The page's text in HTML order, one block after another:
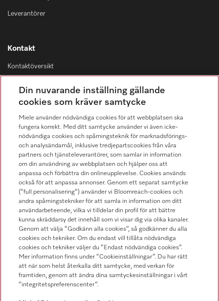
Leverantörer
Kontakt
Kontaktöversikt
08-562 29 800
Hitta återförsäljare
Följ Miele Professional
Integritetspolicy
Din nuvarande inställning gällande
cookies som kräver samtycke
Miele använder nödvändiga cookies för att webbplatsen ska
fungera korrekt. Med ditt samtycke använder vi även icke-
nödvändiga cookies och spårningsteknik för marknadsförings-
och analysändamål, inklusive tredjepartscookies från våra
partners och tjänsteleverantörer, som samlar in information
om din användning av webbplatsen och hjälper oss att
anpassa och förbättra din onlineupplevelse. Cookies används
också för att anpassa annonser. Genom ett separat samtycke
(“full personalisering”) använder vi Bloomreach-cookies och
andra spårningstekniker för att samla in information om ditt
användarbeteende, vilka vi tilldelar din profil för att bättre
kunna skräddarsy det innehåll som vi visar dig via olika kanaler.
Genom att välja “Godkänn alla cookies”, så godkänner du alla
cookies och tekniker. Om du endast vill tillåta nödvändiga
cookies och tekniker väljer du “Endast nödvändiga cookies”.
Mer information finns under “Cookieinställningar”. Du har rätt
att när som helst återkalla ditt samtycke, med verkan för
framtiden, genom att ändra dina samtyckesinställningar i vårt
“integritetspreferenscenter”.